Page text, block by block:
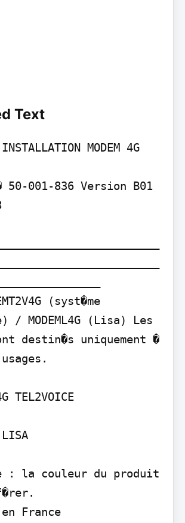
Text
MODEM 4G
50-001-836 Version B01
(syst�me
/ MODEML4G (Lisa) Les
destin�s uniquement �
TEL2VOICE
LISA
: la couleur du produit
France